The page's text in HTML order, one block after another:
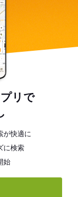
リで
が快適に
に検索
始